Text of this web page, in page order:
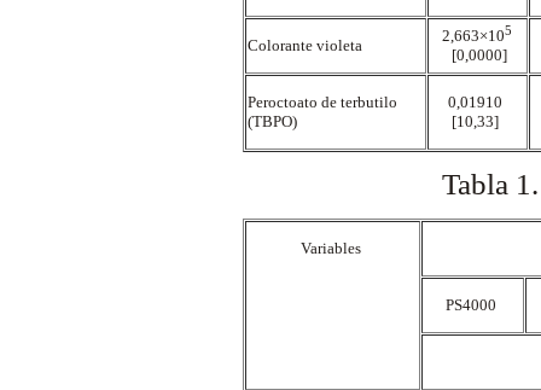
Colorante violeta
2,663×105
[0,0000]
Peroctoato de terbutilo
(TBPO)
0,01910
[10,33]
Tabla
Variables
PS4000